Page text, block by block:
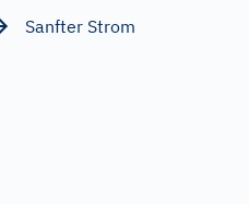
Sanfter Strom